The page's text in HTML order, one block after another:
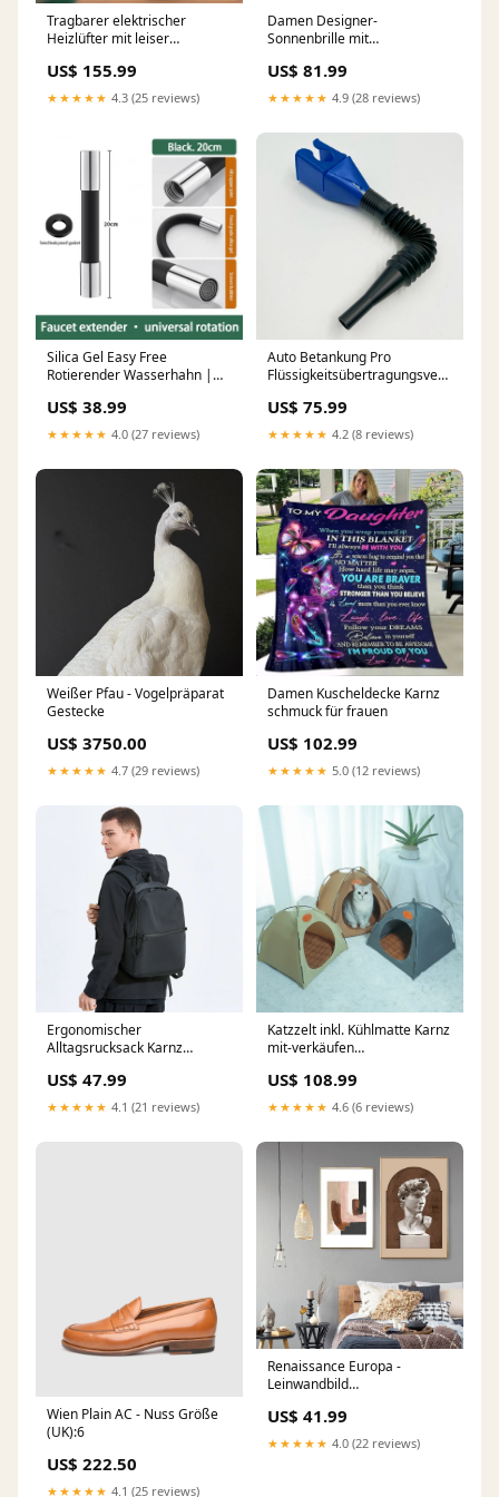
Tragbarer elektrischer
Heizlüfter mit leiser
iloveTheseGadgets
US$ 155.99
★★★★★ 4.3 (25 reviews)
Damen Designer-
Sonnenbrille mit
Karnz BL+15785240789337
US$ 81.99
★★★★★ 4.9 (28 reviews)
Silica Gel Easy Free
Rotierender Wasserhahn |
US$ 38.99
★★★★★ 4.0 (27 reviews)
Auto Betankung Pro
US$ 75.99
★★★★★ 4.2 (8 reviews)
Weißer Pfau - Vogelpräparat
Gestecke
US$ 3750.00
★★★★★ 4.7 (29 reviews)
Damen Kuscheldecke Karnz
schmuck für frauen
US$ 102.99
★★★★★ 5.0 (12 reviews)
Ergonomischer
Alltagsrucksack Karnz
US$ 47.99
★★★★★ 4.1 (21 reviews)
Katzzelt inkl. Kühlmatte Karnz
mit-verkäufen
US$ 108.99
★★★★★ 4.6 (6 reviews)
Wien Plain AC - Nuss Größe
(UK):6
US$ 222.50
★★★★★ 4.1 (25 reviews)
Renaissance Europa -
Leinwandbild
US$ 41.99
★★★★★ 4.0 (22 reviews)